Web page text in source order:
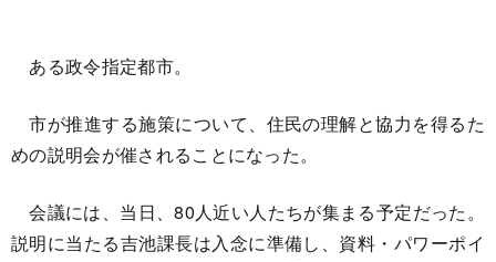
ある政令指定都市。
市が推進する施策について、住民の理解と協力を得るた
めの説明会が催されることになった。
会議には、当日、80人近い人たちが集まる予定だった。
説明に当たる吉池課長は入念に準備し、資料・パワーポイ